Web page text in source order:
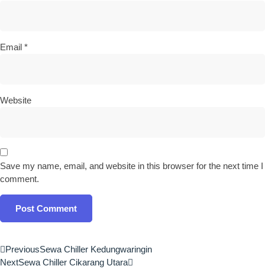
Email *
Website
Save my name, email, and website in this browser for the next time I
comment.
PreviousSewa Chiller Kedungwaringin
NextSewa Chiller Cikarang Utara